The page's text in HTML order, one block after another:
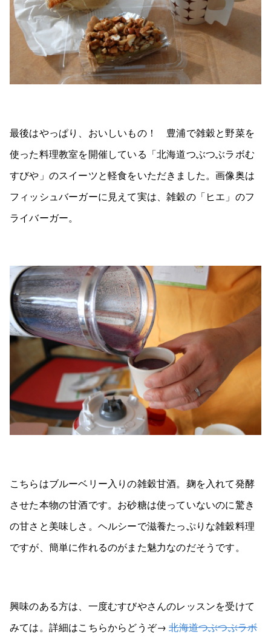
最後はやっぱり、おいしいもの！ 豊浦で雑穀と野菜を
使った料理教室を開催している「北海道つぶつぶラボむ
すびや」のスイーツと軽食をいただきました。画像奥は
フィッシュバーガーに見えて実は、雑穀の「ヒエ」のフ
ライバーガー。
こちらはブルーベリー入りの雑穀甘酒。麹を入れて発酵
させた本物の甘酒です。お砂糖は使っていないのに驚き
の甘さと美味しさ。ヘルシーで滋養たっぷりな雑穀料理
ですが、簡単に作れるのがまた魅力なのだそうです。
興味のある方は、一度むすびやさんのレッスンを受けて
みては。詳細はこちらからどうぞ→北海道つぶつぶラボ